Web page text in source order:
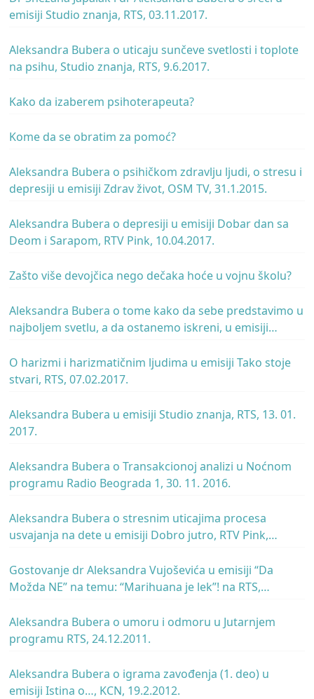
emisiji Studio znanja, RTS, 03.11.2017.
Aleksandra Bubera o uticaju sunčeve svetlosti i toplote
na psihu, Studio znanja, RTS, 9.6.2017.
Kako da izaberem psihoterapeuta?
Kome da se obratim za pomoć?
Aleksandra Bubera o psihičkom zdravlju ljudi, o stresu i
depresiji u emisiji Zdrav život, OSM TV, 31.1.2015.
Aleksandra Bubera o depresiji u emisiji Dobar dan sa
Deom i Sarapom, RTV Pink, 10.04.2017.
Zašto više devojčica nego dečaka hoće u vojnu školu?
Aleksandra Bubera o tome kako da sebe predstavimo u
najboljem svetlu, a da ostanemo iskreni, u emisiji
O harizmi i harizmatičnim ljudima u emisiji Tako stoje
stvari, RTS, 07.02.2017.
Aleksandra Bubera u emisiji Studio znanja, RTS, 13. 01.
2017.
Aleksandra Bubera o Transakcionoj analizi u Noćnom
programu Radio Beograda 1, 30. 11. 2016.
Aleksandra Bubera o stresnim uticajima procesa
usvajanja na dete u emisiji Dobro jutro, RTV Pink,
Gostovanje dr Aleksandra Vujoševića u emisiji “Da
Možda NE” na temu: “Marihuana je lek”! na RTS,
Aleksandra Bubera o umoru i odmoru u Jutarnjem
programu RTS, 24.12.2011.
Aleksandra Bubera o igrama zavođenja (1. deo) u
emisiji Istina o…, KCN, 19.2.2012.